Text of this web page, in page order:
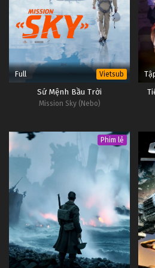
Thôn Tính Bầu Trời
Tập 43
Thôn Tính Bầu Trời
Tập 42
Thôn Tính Bầu Trời
Thôn Tính Bầu Trời
Thôn Tính Bầu Trời
Tập 39
Thôn Tính Bầu Trời
Tập 38
Full Vietsub
Sứ Mệnh Bầu Trời
Mission Sky (Nebo)
Phim lẻ